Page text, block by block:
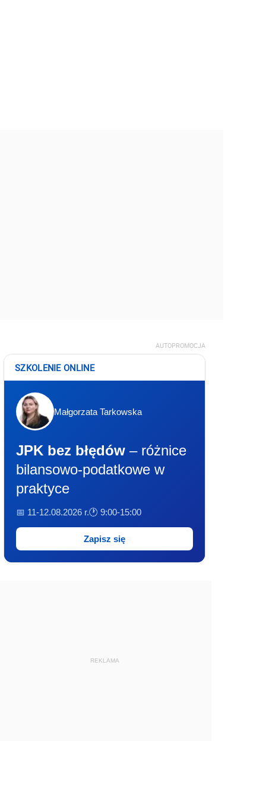
AUTOPROMOCJA
SZKOLENIE ONLINE
Małgorzata Tarkowska
JPK bez błędów – różnice
bilansowo-podatkowe w
praktyce
📅 11-12.08.2026 r.🕐 9:00-15:00
Zapisz się
REKLAMA